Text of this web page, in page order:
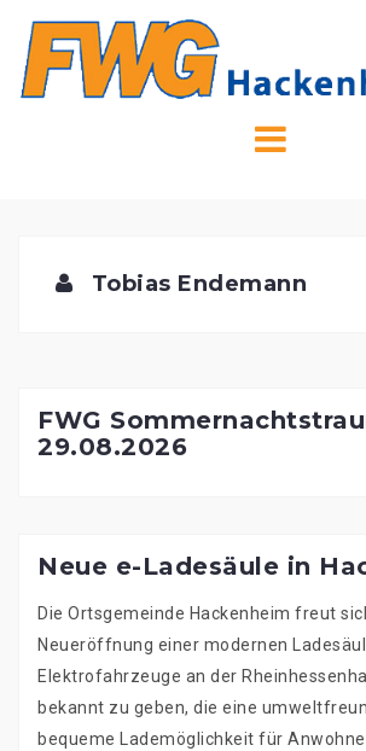
content
Tobias Endemann
FWG
29.08.2026
Neue e-Ladesäule in
Die Ortsgemeinde Hackenheim freut
Neueröffnung einer modernen
Elektrofahrzeuge an der
bekannt zu geben, die eine
bequeme Lademöglichkeit für